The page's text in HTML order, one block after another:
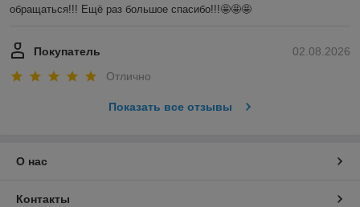
обращаться!!! Ещё раз большое спасибо!!!🤩🤩🤩
02.08.2026
Покупатель
Отлично
Показать все отзывы
О нас
Контакты